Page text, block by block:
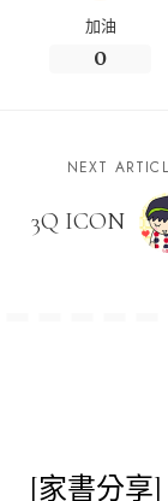
加油
0
NEXT
3Q ICON
[家書分享